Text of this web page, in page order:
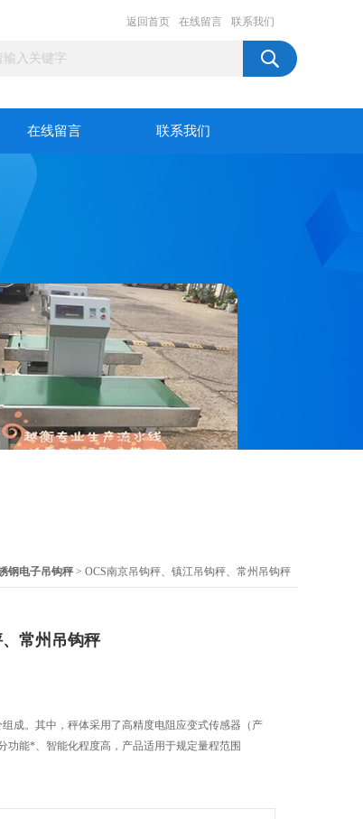
返回首页 在线留言 联系我们
在线留言 联系我们
钢电子吊钩秤> OCS南京吊钩秤、镇江吊钩秤、常州吊钩秤
常州吊钩秤
成。其中，秤体采用了高精度电阻应变式传感器（产
功能*、智能化程度高，产品适用于规定量程范围